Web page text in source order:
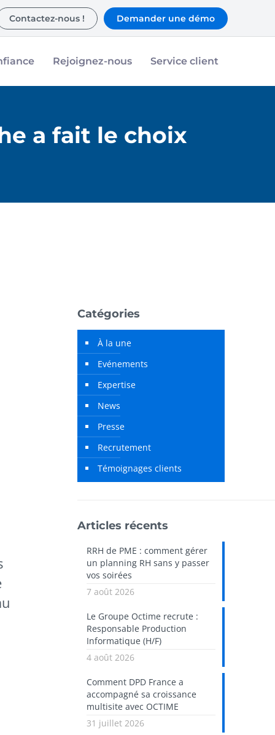
Contactez-nous ! Demander une démo
Rejoignez-nous Service client
a fait le choix
Catégories
À la une
Evénements
Expertise
News
Presse
Recrutement
Témoignages clients
Articles récents
RRH de PME : comment gérer
un planning RH sans y passer
vos soirées
7 août 2026
Le Groupe Octime recrute :
Responsable Production
Informatique (H/F)
4 août 2026
Comment DPD France a
accompagné sa croissance
multisite avec OCTIME
31 juillet 2026